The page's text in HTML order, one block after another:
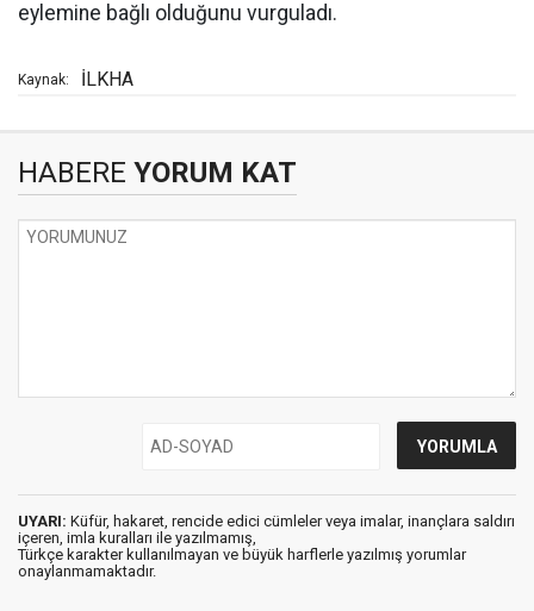
eylemine bağlı olduğunu vurguladı.
Kaynak: İLKHA
HABERE YORUM KAT
UYARI: Küfür, hakaret, rencide edici cümleler veya imalar, inançlara saldırı
içeren, imla kuralları ile yazılmamış,
Türkçe karakter kullanılmayan ve büyük harflerle yazılmış yorumlar
onaylanmamaktadır.